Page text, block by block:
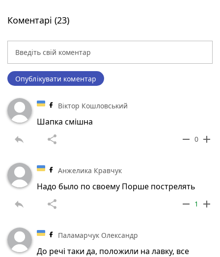
Коментарі (23)
Опублікувати коментар
Віктор Кошловський
Шапка смішна
reply share remove 0 add
Анжелика Кравчук
Надо было по своему Порше пострелять
reply share remove 1 add
Паламарчук Олександр
До речі таки да, положили на лавку, все